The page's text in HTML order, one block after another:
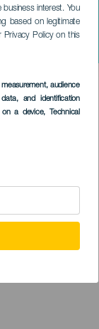
interest. You
based on legitimate
Privacy Policy on this
audience
and identification
on a device, Technical
los